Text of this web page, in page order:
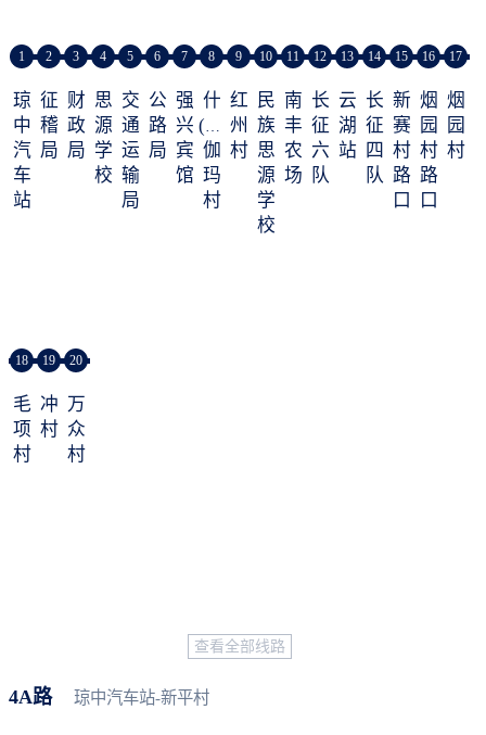
1
琼
中
汽
车
站
2
征
稽
局
3
财
政
局
4
思
源
学
校
5
交
通
运
输
局
6
公
路
局
7
强
兴
宾
馆
8
什
(zá)
伽
玛
村
9
红
州
村
10
民
族
思
源
学
校
11
南
丰
农
场
12
长
征
六
队
13
云
湖
站
14
长
征
四
队
15
新
赛
村
路
口
16
烟
园
村
路
口
17
烟
园
村
18
毛
项
村
19
冲
村
20
万
众
村
查看全部线路
4A路 琼中汽车站-新平村